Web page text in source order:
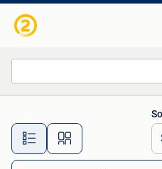
Alle